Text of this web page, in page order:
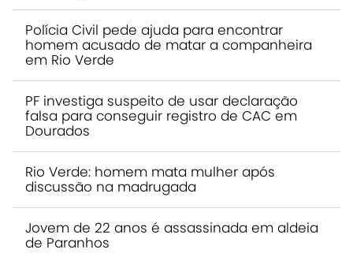
Polícia Civil pede ajuda para encontrar
homem acusado de matar a companheira
em Rio Verde
PF investiga suspeito de usar declaração
falsa para conseguir registro de CAC em
Dourados
Rio Verde: homem mata mulher após
discussão na madrugada
Jovem de 22 anos é assassinada em aldeia
de Paranhos